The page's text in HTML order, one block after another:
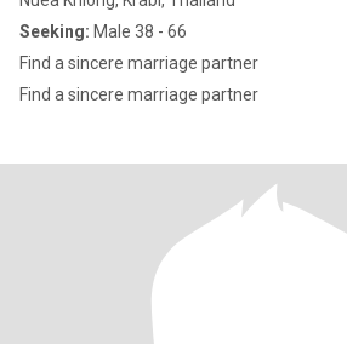
Seeking: Male 38 - 66
Find a sincere marriage partner
Find a sincere marriage partner